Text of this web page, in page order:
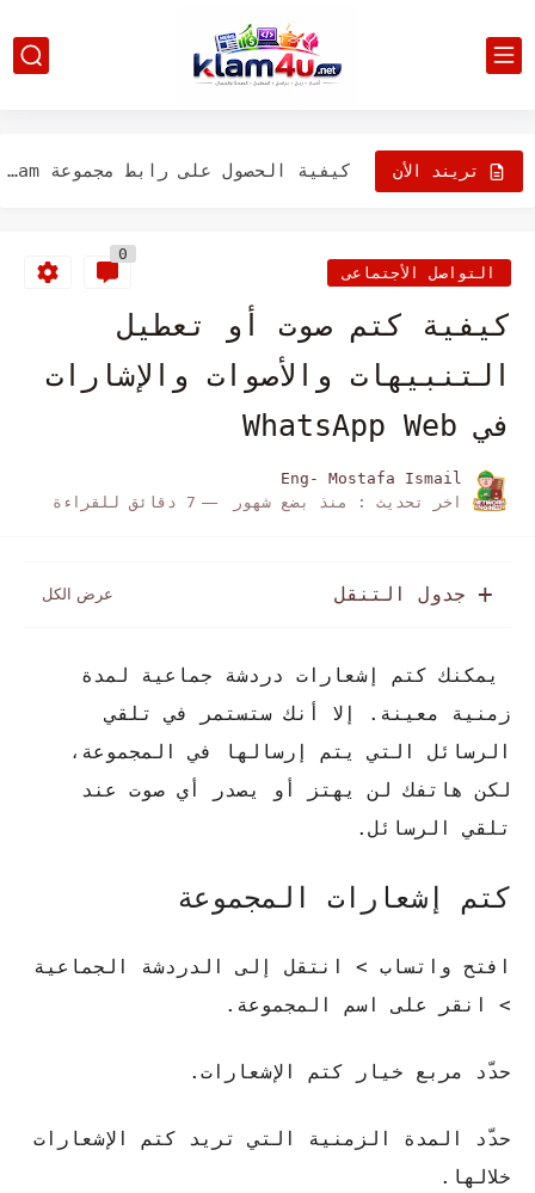
تريند الأن
كيفية إصلاح "فشل تنزيل المرفق من رسالة الوسائط المتعددة" في...
كيفية الحصول على رابط مجموعة Telegram ومشاركته
كيفية إلغاء اشتراكك في Adobe
التواصل الأجتماعى
0
كيفية كتم صوت أو تعطيل
التنبيهات والأصوات والإشارات
في WhatsApp Web
Eng- Mostafa Ismail
اخر تحديث :
منذ بضع شهور 7 دقائق للقراءة
جدول التنقل
يمكنك كتم إشعارات دردشة جماعية لمدة
زمنية معينة. إلا أنك ستستمر في تلقي
الرسائل التي يتم إرسالها في المجموعة،
لكن هاتفك لن يهتز أو يصدر أي صوت عند
تلقي الرسائل.
كتم إشعارات المجموعة
افتح واتساب > انتقل إلى الدردشة الجماعية
> انقر على اسم المجموعة.
حدّد مربع خيار كتم الإشعارات.
حدّد المدة الزمنية التي تريد كتم الإشعارات
خلالها.